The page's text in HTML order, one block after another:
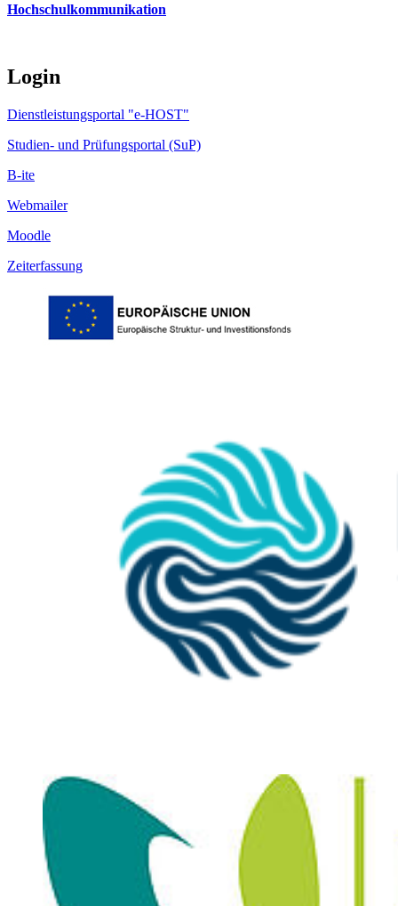
Hochschulkommunikation
Login
Dienstleistungsportal "e-HOST"
Studien- und Prüfungsportal (SuP)
B-ite
Webmailer
Moodle
Zeiterfassung